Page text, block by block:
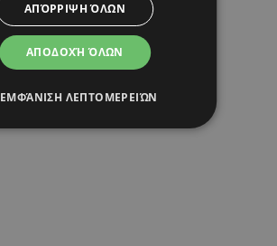
ΑΠΟΔΟΧΉ ΌΛΩΝ
ΑΠΌΡΡΙΨΗ ΌΛΩΝ
ΕΜΦΆΝΙΣΗ ΛΕΠΤΟΜΕΡΕΙΏΝ